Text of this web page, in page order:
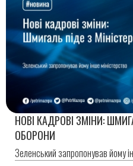
НОВІ КАДРОВІ ЗМІНИ:
ОБОРОНИ
Зеленський запропонував йому